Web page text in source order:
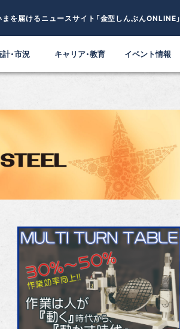
を届けるニュースサイト「金型しんぶんONLINE」
計・市況 キャリア・教育 イベント情報